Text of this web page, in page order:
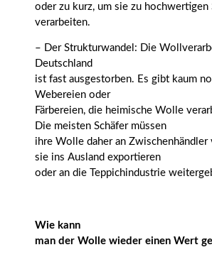
oder zu kurz, um sie zu hochwertigen
verarbeiten.
– Der Strukturwandel: Die
Deutschland
ist fast ausgestorben. Es gibt kaum
Webereien oder
Färbereien, die heimische Wolle
Die meisten Schäfer müssen
ihre Wolle daher an Zwischenhändler
sie ins Ausland exportieren
oder an die Teppichindustrie
Wie kann
man der Wolle wieder einen Wert